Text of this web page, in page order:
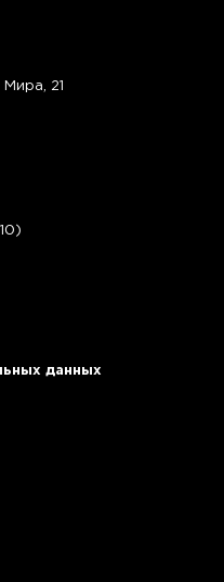
21
данных